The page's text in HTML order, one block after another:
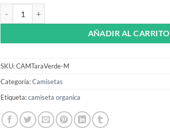
AÑADIR AL CARRITO
SKU:CAMTaraVerde-M
Categoría:Camisetas
Etiqueta:camiseta organica